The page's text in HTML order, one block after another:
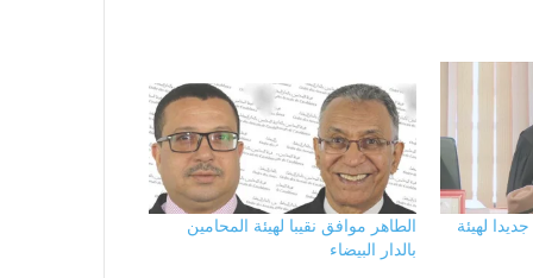
لهيئة
الطاهر موافق نقيبا لهيئة المحامين
بالدار البيضاء